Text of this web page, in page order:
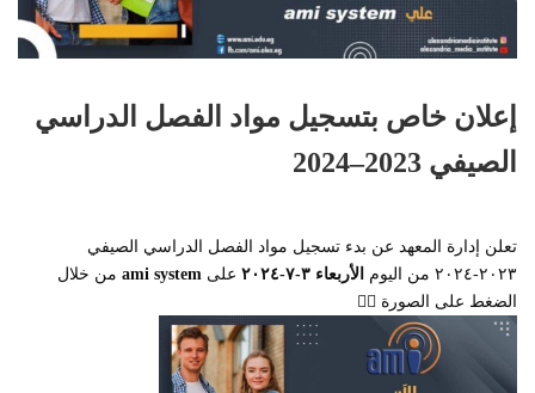
إعلان خاص بتسجيل مواد الفصل الدراسي
الصيفي 2023–2024
تعلن إدارة المعهد عن بدء تسجيل مواد الفصل الدراسي الصيفي
٢٠٢٣-٢٠٢٤ من اليوم
الأربعاء ٣-٧-٢٠٢٤ على ami system من خلال
الضغط على الصورة 👇🏻